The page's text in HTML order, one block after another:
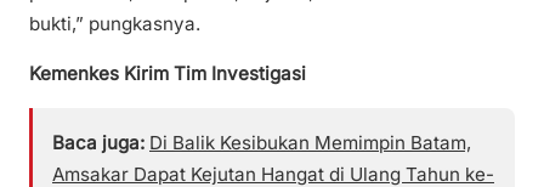
bukti,” pungkasnya.
Kemenkes Kirim Tim Investigasi
Baca juga: Di Balik Kesibukan Memimpin Batam,
Amsakar Dapat Kejutan Hangat di Ulang Tahun ke-